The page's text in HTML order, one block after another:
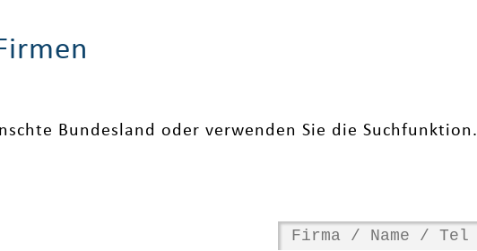
Bundesland oder verwenden Sie die Suchfunktion.